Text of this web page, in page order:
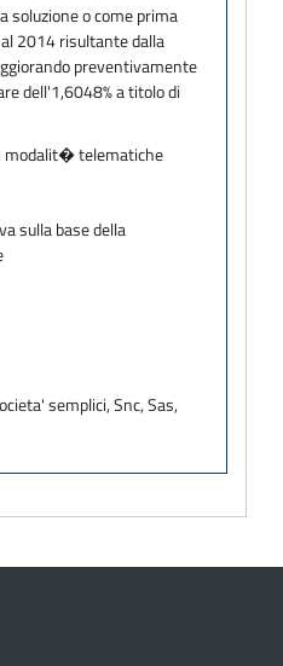
soluzione o come prima
2014 risultante dalla
preventivamente
dell'1,6048% a titolo di
modalit� telematiche
sulla base della
semplici, Snc, Sas,